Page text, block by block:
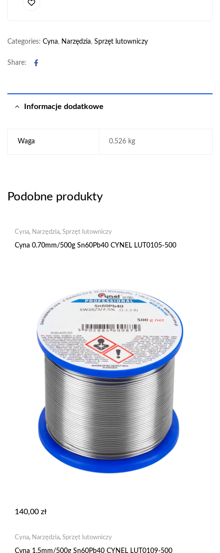
Categories: Cyna, Narzędzia, Sprzęt lutowniczy
Share: Facebook
Informacje dodatkowe
Waga 0.526 kg
Podobne produkty
Cyna, Narzędzia, Sprzęt lutowniczy
Cyna 0.70mm/500g Sn60Pb40 CYNEL LUT0105-500
140,00 zł
Cyna, Narzędzia, Sprzęt lutowniczy
Cyna 1.5mm/500g Sn60Pb40 CYNEL LUT0109-500